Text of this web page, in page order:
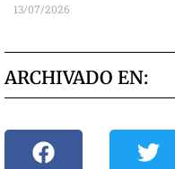
13/07/2026
ARCHIVADO EN: